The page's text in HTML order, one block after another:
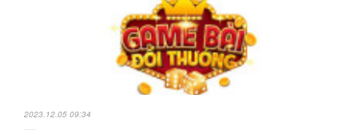
2023.12.05 09:34